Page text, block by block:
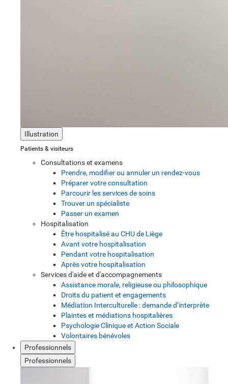
Illustration
Patients & visiteurs
Consultations et examens
Prendre, modifier ou annuler un rendez-vous
Préparer votre consultation
Parcourir les services de soins
Trouver un spécialiste
Passer un examen
Hospitalisation
Être hospitalisé au CHU de Liège
Avant votre hospitalisation
Pendant votre hospitalisation
Après votre hospitalisation
Services d'aide et d'accompagnements
Assistance morale, religieuse ou philosophique
Droits du patient et engagements
Médiation Interculturelle : demande d’interprète
Plaintes et médiations hospitalières
Psychologie Clinique et Action Sociale
Volontaires bénévoles
Professionnels
Professionnels